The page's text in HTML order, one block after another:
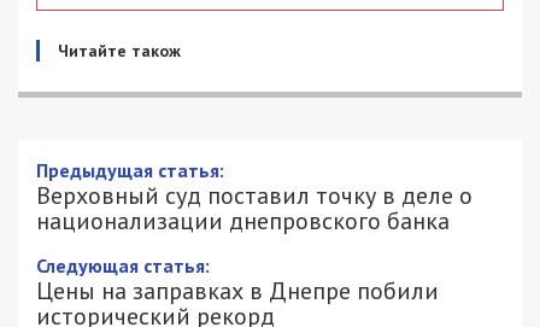
Читайте також
Верховный суд поставил точку в деле
о национализации днепровского банка
26/01/2022 - 12:04
АЛЕКСЕЙ ВАЛЕНКО - СПЕЦИАЛЬНО
ДЛЯ 49000.COM.UA